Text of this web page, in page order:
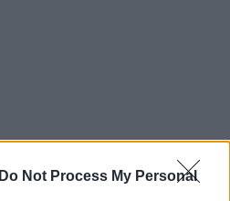
Do Not Process My Personal